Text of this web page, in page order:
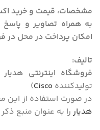
به همراه تصاویر و پاسخ
امکان پرداخت در محل در
تالیف:
فروشگاه اینترنتی هدیار
تولیدکننده Cisco
)
در صورت استفاده از این
هدیاررا به عنوان منبع